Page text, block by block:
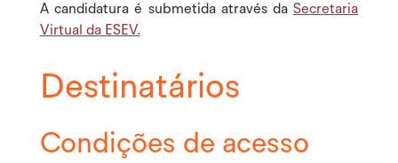
A candidatura é submetida através daSecretaria
Virtual da ESEV.
Destinatários
Condições de acesso